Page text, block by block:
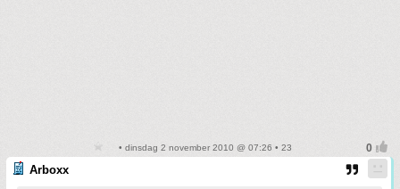
• dinsdag 2 november 2010 @ 07:26 • 23
Arboxx